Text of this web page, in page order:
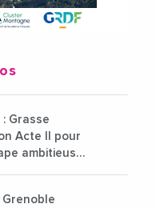
Grasse
Acte II pour
ambitieuse
Grenoble